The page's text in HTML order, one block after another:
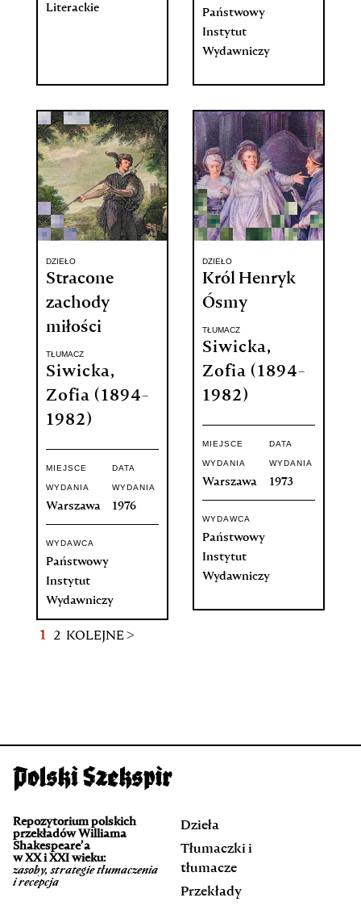
Literackie
Państwowy
Instytut
Wydawniczy
DZIEŁO
Stracone
zachody
miłości
TŁUMACZ
Siwicka,
Zofia (1894-
1982)
MIEJSCE
WYDANIA
Warszawa
DATA
WYDANIA
1976
WYDAWCA
Państwowy
Instytut
Wydawniczy
DZIEŁO
Król Henryk
Ósmy
TŁUMACZ
Siwicka,
Zofia (1894-
1982)
MIEJSCE
WYDANIA
Warszawa
DATA
WYDANIA
1973
WYDAWCA
Państwowy
Instytut
Wydawniczy
1 2 KOLEJNE >
Repozytorium polskich
przekładów Williama
Shakespeare’a
w XX i XXI wieku:
zasoby, strategie tłumaczenia
i recepcja
Dzieła
Tłumaczki i
tłumacze
Przekłady